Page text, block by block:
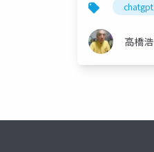
chatgpt
高橋浩